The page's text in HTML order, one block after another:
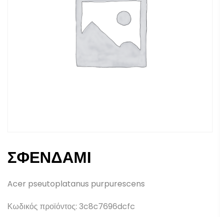
ΣΦΕΝΔΑΜΙ
Acer pseutoplatanus purpurescens
Κωδικός προϊόντος: 3c8c7696dcfc